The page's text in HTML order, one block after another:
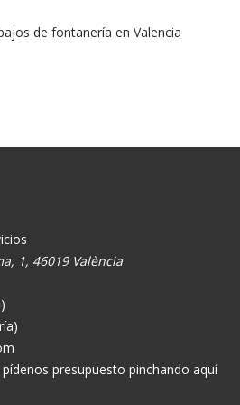
de fontanería en Valencia
1, 46019 València
presupuesto pinchando aquí